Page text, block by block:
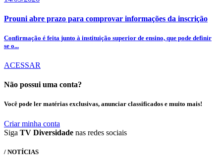
Prouni abre prazo para comprovar informações da inscrição
Confirmação é feita junto à instituição superior de ensino, que pode definir
se o...
ACESSAR
Não possui uma conta?
Você pode ler matérias exclusivas, anunciar classificados e muito mais!
Criar minha conta
Siga TV Diversidade nas redes sociais
/ NOTÍCIAS